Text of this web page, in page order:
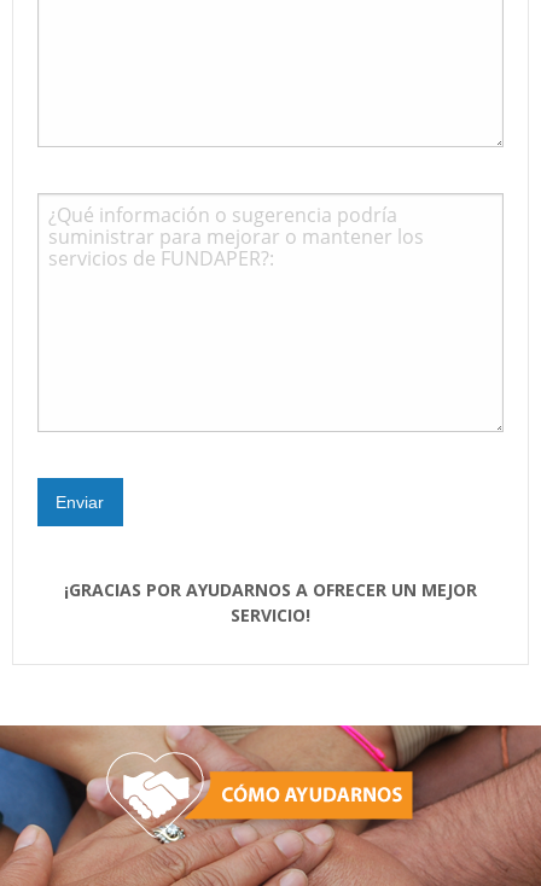
¡GRACIAS POR AYUDARNOS A OFRECER UN MEJOR
SERVICIO!